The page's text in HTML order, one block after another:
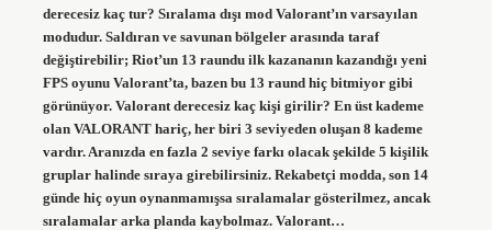
derecesiz kaç tur? Sıralama dışı mod Valorant’ın varsayılan
modudur. Saldıran ve savunan bölgeler arasında taraf
değiştirebilir; Riot’un 13 raundu ilk kazananın kazandığı yeni
FPS oyunu Valorant’ta, bazen bu 13 raund hiç bitmiyor gibi
görünüyor. Valorant derecesiz kaç kişi girilir? En üst kademe
olan VALORANT hariç, her biri 3 seviyeden oluşan 8 kademe
vardır. Aranızda en fazla 2 seviye farkı olacak şekilde 5 kişilik
gruplar halinde sıraya girebilirsiniz. Rekabetçi modda, son 14
günde hiç oyun oynanmamışsa sıralamalar gösterilmez, ancak
sıralamalar arka planda kaybolmaz. Valorant…